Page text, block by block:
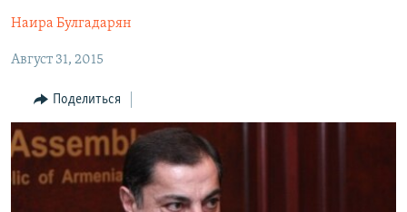
основной
навигации
Перейти
поиску
ЭКОНОМИКА
РЕГИОН
НАГОРНЫЙ КАРАБАХ
КУЛЬТУРА
СПОРТ
Наира Булгадарян
Август 31, 2015
Поделиться